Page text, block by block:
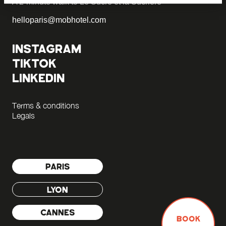
BOOK
A 2-minute walk to Le Sucre et la Sucrière
helloparis@mobhotel.com
INSTAGRAM
TIKTOK
LINKEDIN
Terms & conditions
Legals
PARIS
LYON
CANNES